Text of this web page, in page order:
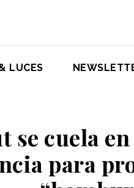
LUCES
se cuela
para